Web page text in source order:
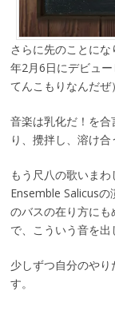
さらに先のことに
年2月6日にデビュー
てんこもりなんだぜ）
音楽は乳化だ！を
り、攪拌し、溶け合
もう尺八の歌いま
Ensemble Salicus
のバスの在り方にも
で、こういう音を出
少しずつ自分のや
す。